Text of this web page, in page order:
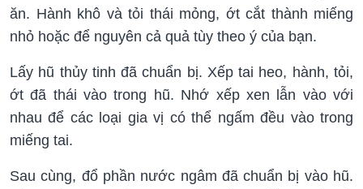
ăn. Hành khô và tỏi thái mỏng, ớt cắt thành miếng
nhỏ hoặc để nguyên cả quả tùy theo ý của bạn.
Lấy hũ thủy tinh đã chuẩn bị. Xếp tai heo, hành, tỏi,
ớt đã thái vào trong hũ. Nhớ xếp xen lẫn vào với
nhau để các loại gia vị có thể ngấm đều vào trong
miếng tai.
Sau cùng, đổ phần nước ngâm đã chuẩn bị vào hũ.